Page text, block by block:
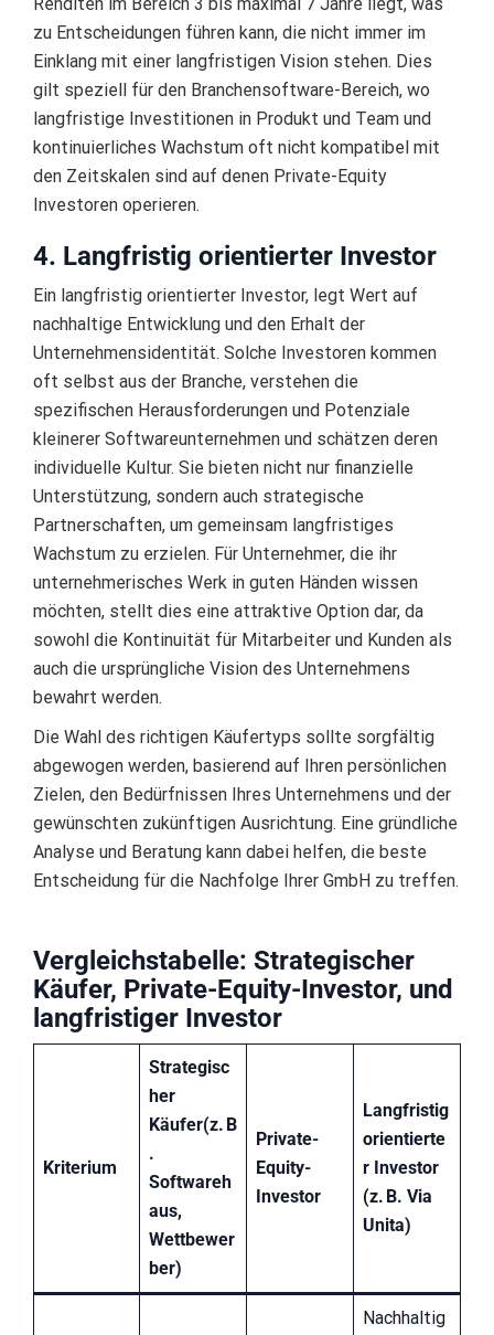
zu Entscheidungen führen kann, die nicht immer im
Einklang mit einer langfristigen Vision stehen. Dies
gilt speziell für den Branchensoftware-Bereich, wo
langfristige Investitionen in Produkt und Team und
kontinuierliches Wachstum oft nicht kompatibel mit
den Zeitskalen sind auf denen Private-Equity
Investoren operieren.
4. Langfristig orientierter Investor
Ein langfristig orientierter Investor, legt Wert auf
nachhaltige Entwicklung und den Erhalt der
Unternehmensidentität. Solche Investoren kommen
oft selbst aus der Branche, verstehen die
spezifischen Herausforderungen und Potenziale
kleinerer Softwareunternehmen und schätzen deren
individuelle Kultur. Sie bieten nicht nur finanzielle
Unterstützung, sondern auch strategische
Partnerschaften, um gemeinsam langfristiges
Wachstum zu erzielen. Für Unternehmer, die ihr
unternehmerisches Werk in guten Händen wissen
möchten, stellt dies eine attraktive Option dar, da
sowohl die Kontinuität für Mitarbeiter und Kunden als
auch die ursprüngliche Vision des Unternehmens
bewahrt werden.
Die Wahl des richtigen Käufertyps sollte sorgfältig
abgewogen werden, basierend auf Ihren persönlichen
Zielen, den Bedürfnissen Ihres Unternehmens und der
gewünschten zukünftigen Ausrichtung. Eine gründliche
Analyse und Beratung kann dabei helfen, die beste
Entscheidung für die Nachfolge Ihrer GmbH zu treffen.
Vergleichstabelle: Strategischer
Käufer, Private-Equity-Investor, und
langfristiger Investor
Kriterium
Strategisc
her
Käufer(z. B
.
Softwareh
aus,
Wettbewer
ber)
Private-
Equity-
Investor
Langfristig
orientierte
r Investor
(z. B. Via
Unita)
Nachhaltig